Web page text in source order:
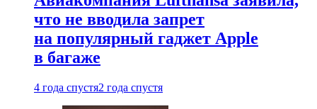
что не вводила запрет
на популярный гаджет Apple
в багаже
4 года спустя2 года спустя